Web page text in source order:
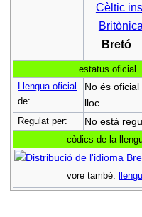
Cèltic
Britònica
Bretó
estatus oficial
Llengua oficial
de:
No és
lloc.
Regulat per: No està
còdics de la
vore també: